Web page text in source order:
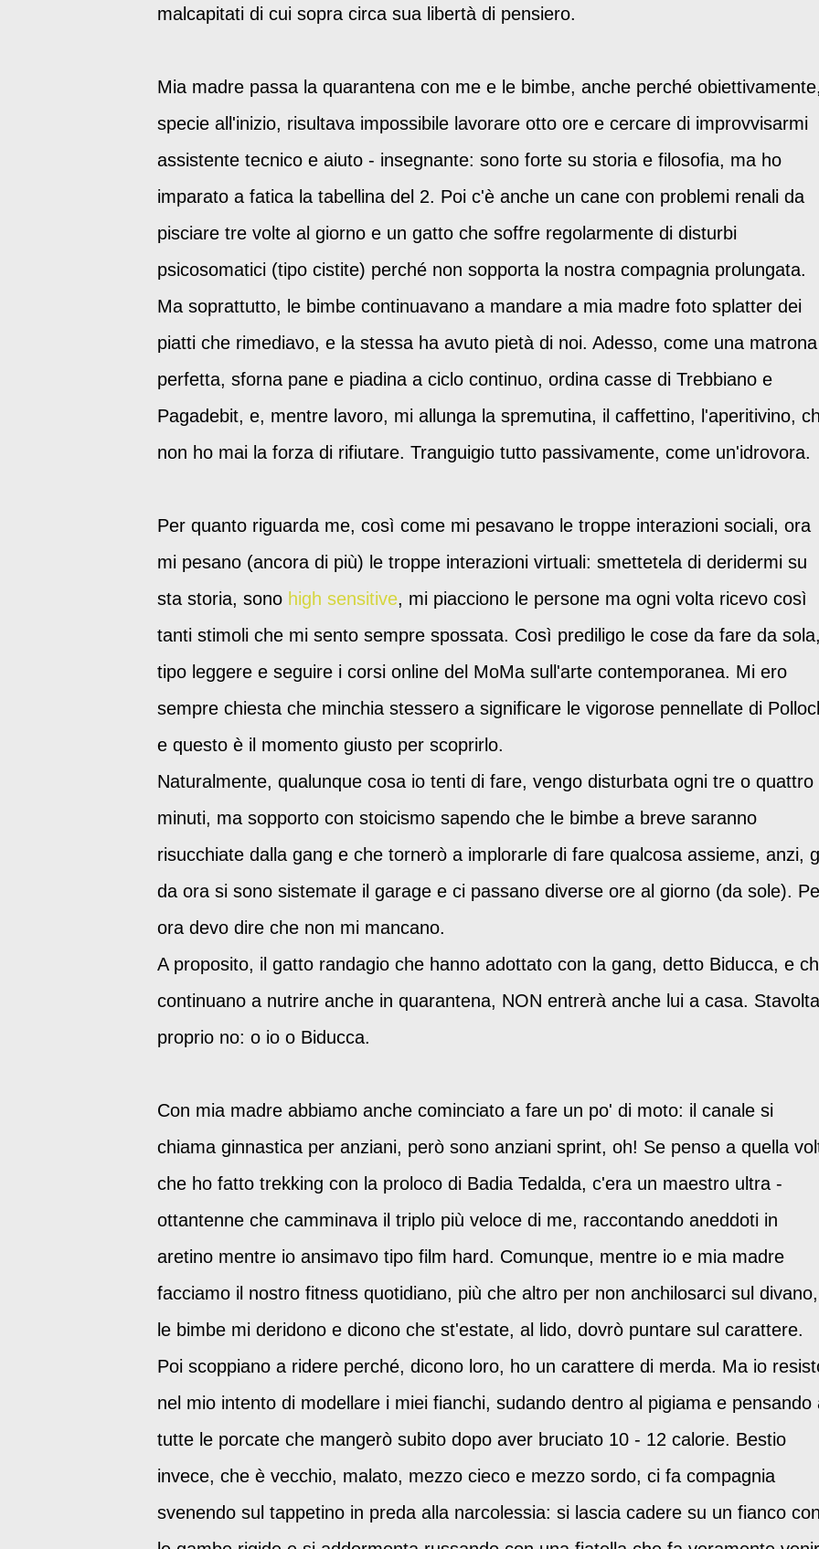
malcapitati di cui sopra circa sua libertà di pensiero.
Mia madre passa la quarantena con me e le bimbe, anche perché
specie all'inizio, risultava impossibile lavorare otto ore e cercare di improvvisarmi
assistente tecnico e aiuto - insegnante: sono forte su storia e filosofia, ma ho
imparato a fatica la tabellina del 2. Poi c'è anche un cane con problemi renali da
pisciare tre volte al giorno e un gatto che soffre regolarmente di disturbi
psicosomatici (tipo cistite) perché non sopporta la nostra compagnia prolungata.
Ma soprattutto, le bimbe continuavano a mandare a mia madre foto splatter dei
piatti che rimediavo, e la stessa ha avuto pietà di noi. Adesso, come una matrona
perfetta, sforna pane e piadina a ciclo continuo, ordina casse di Trebbiano e
Pagadebit, e, mentre lavoro, mi allunga la spremutina, il caffettino, l'aperitivino,
non ho mai la forza di rifiutare. Tranguigio tutto passivamente, come un'idrovora.
Per quanto riguarda me, così come mi pesavano le troppe interazioni sociali, ora
mi pesano (ancora di più) le troppe interazioni virtuali: smettetela di deridermi su
sta storia, sono high sensitive, mi piacciono le persone ma ogni volta ricevo così
tanti stimoli che mi sento sempre spossata. Così prediligo le cose da fare da
tipo leggere e seguire i corsi online del MoMa sull'arte contemporanea. Mi ero
sempre chiesta che minchia stessero a significare le vigorose pennellate di
e questo è il momento giusto per scoprirlo.
Naturalmente, qualunque cosa io tenti di fare, vengo disturbata ogni tre o quattro
minuti, ma sopporto con stoicismo sapendo che le bimbe a breve saranno
risucchiate dalla gang e che tornerò a implorarle di fare qualcosa assieme, anzi,
da ora si sono sistemate il garage e ci passano diverse ore al giorno (da sole).
ora devo dire che non mi mancano.
A proposito, il gatto randagio che hanno adottato con la gang, detto Biducca, e
continuano a nutrire anche in quarantena, NON entrerà anche lui a casa. Stavolta
proprio no: o io o Biducca.
Con mia madre abbiamo anche cominciato a fare un po' di moto: il canale si
chiama ginnastica per anziani, però sono anziani sprint, oh! Se penso a quella
che ho fatto trekking con la proloco di Badia Tedalda, c'era un maestro ultra -
ottantenne che camminava il triplo più veloce di me, raccontando aneddoti in
aretino mentre io ansimavo tipo film hard. Comunque, mentre io e mia madre
facciamo il nostro fitness quotidiano, più che altro per non anchilosarci sul divano,
le bimbe mi deridono e dicono che st'estate, al lido, dovrò puntare sul carattere.
Poi scoppiano a ridere perché, dicono loro, ho un carattere di merda. Ma io
nel mio intento di modellare i miei fianchi, sudando dentro al pigiama e pensando
tutte le porcate che mangerò subito dopo aver bruciato 10 - 12 calorie. Bestio
invece, che è vecchio, malato, mezzo cieco e mezzo sordo, ci fa compagnia
svenendo sul tappetino in preda alla narcolessia: si lascia cadere su un fianco